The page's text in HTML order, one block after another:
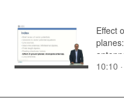
Effect
10:10